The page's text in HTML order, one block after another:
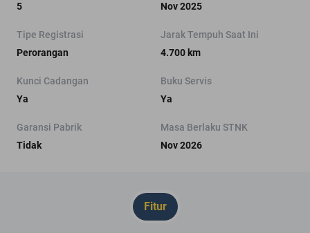
5
Nov 2025
Tipe Registrasi
Perorangan
Jarak Tempuh Saat Ini
4.700 km
Kunci Cadangan
Ya
Buku Servis
Ya
Garansi Pabrik
Tidak
Masa Berlaku STNK
Nov 2026
Fitur